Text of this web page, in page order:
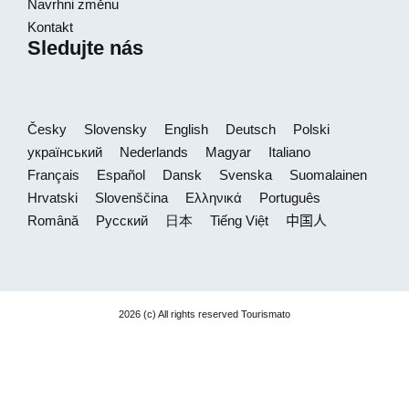
Navrhni změnu
Kontakt
Sledujte nás
Česky Slovensky English Deutsch
Polski
український
Nederlands Magyar
Italiano
Français
Español Dansk Svenska
Suomalainen
Hrvatski
Slovenščina Ελληνικά
Português
Română
Русский 日本 Tiếng Việt 中国人
2026 (c) All rights reserved Tourismato